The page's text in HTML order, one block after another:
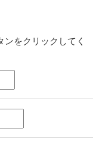
をクリックしてく